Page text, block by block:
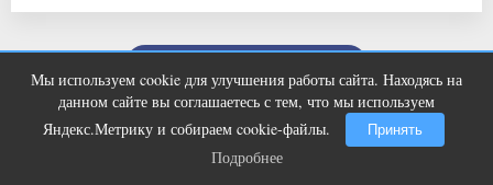
Мы используем cookie для улучшения работы сайта. Находясь на
данном сайте вы соглашаетесь с тем, что мы используем
Яндекс.Метрику и собираем cookie-файлы.
Принять
Подробнее
Ногти будут чистыми! Домашний
метод убьет грибок, возьмите 3%-ю…
Подробнее